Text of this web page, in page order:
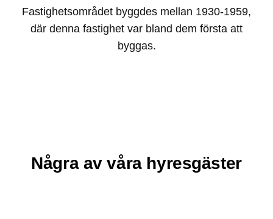
Fastighetsområdet byggdes mellan 1930-1959,
där denna fastighet var bland dem första att
byggas.
Några av våra hyresgäster